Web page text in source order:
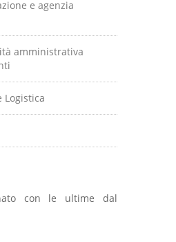
e agenzia
amministrativa
Logistica
con le ultime dal